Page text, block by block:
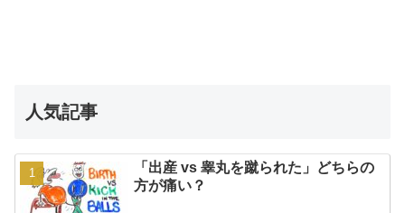
人気記事
「出産 vs 睾丸を蹴られた」どちらの
方が痛い？